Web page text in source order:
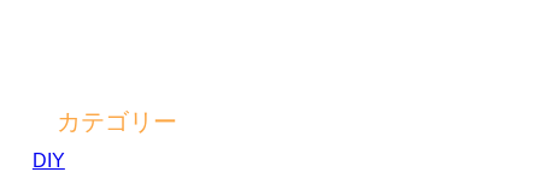
カテゴリー
DIY